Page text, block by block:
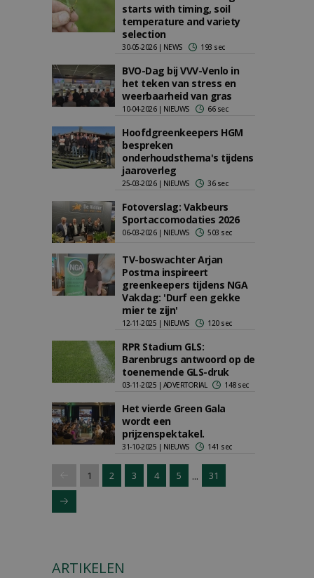
starts with timing, soil
temperature and variety
selection
30-05-2026 | NEWS 193 sec
BVO-Dag bij VVV-Venlo in
het teken van stress en
weerbaarheid van gras
10-04-2026 | NIEUWS 66 sec
Hoofdgreenkeepers HGM
bespreken
onderhoudsthema's tijdens
jaaroverleg
25-03-2026 | NIEUWS 36 sec
Fotoverslag: Vakbeurs
Sportaccomodaties 2026
06-03-2026 | NIEUWS 503 sec
TV-boswachter Arjan
Postma inspireert
greenkeepers tijdens NGA
Vakdag: 'Durf een gekke
mier te zijn'
12-11-2025 | NIEUWS 120 sec
RPR Stadium GLS:
Barenbrugs antwoord op de
toenemende GLS-druk
03-11-2025 | ADVERTORIAL 148 sec
Het vierde Green Gala
wordt een
prijzenspektakel.
31-10-2025 | NIEUWS 141 sec
1 2 3 4 5 ... 31
ARTIKELEN